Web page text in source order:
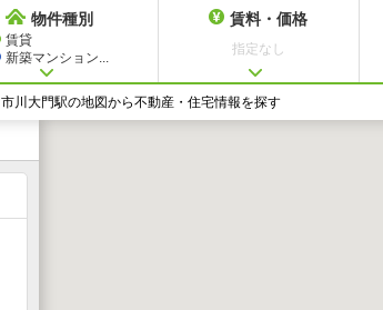
物件種別
賃貸
新築マンション...
賃料・価格
指定なし
市川大門駅の地図から不動産・住宅情報を探す